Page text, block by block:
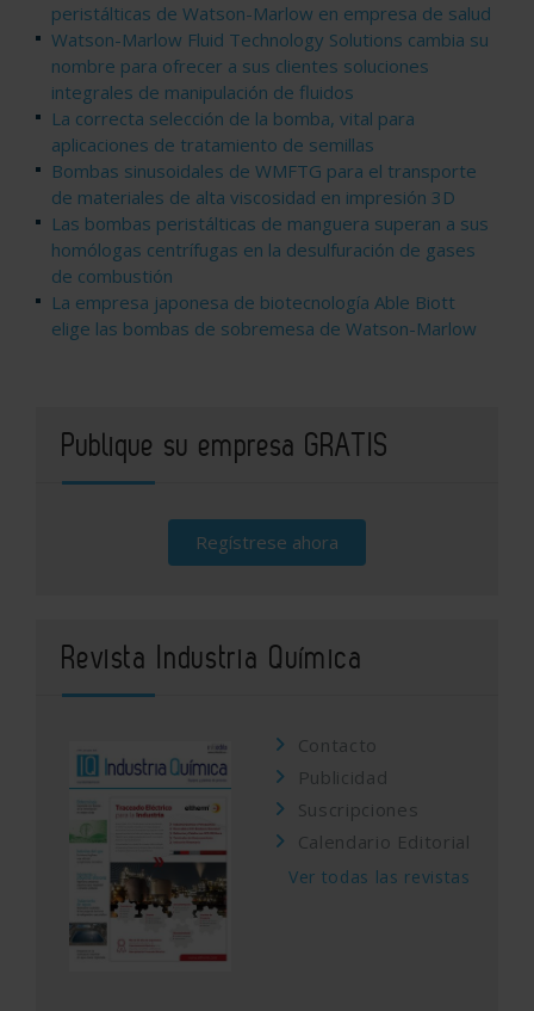
peristálticas de Watson-Marlow en empresa de salud
Watson-Marlow Fluid Technology Solutions cambia su
nombre para ofrecer a sus clientes soluciones
integrales de manipulación de fluidos
La correcta selección de la bomba, vital para
aplicaciones de tratamiento de semillas
Bombas sinusoidales de WMFTG para el transporte
de materiales de alta viscosidad en impresión 3D
Las bombas peristálticas de manguera superan a sus
homólogas centrífugas en la desulfuración de gases
de combustión
La empresa japonesa de biotecnología Able Biott
elige las bombas de sobremesa de Watson-Marlow
Publique su empresa GRATIS
Regístrese ahora
Revista Industria Química
Contacto
Publicidad
Suscripciones
Calendario Editorial
Ver todas las revistas